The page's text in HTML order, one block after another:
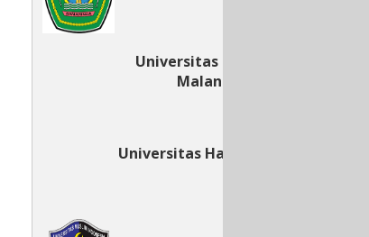
Universitas Negeri
Malang
Universitas Hasanuddin